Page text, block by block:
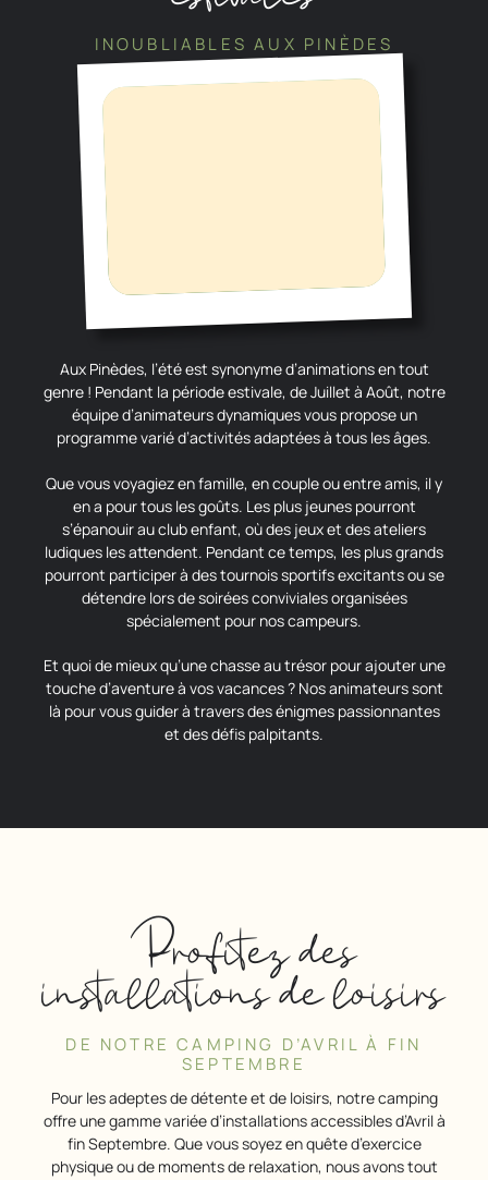
INOUBLIABLES AUX PINÈDES
Aux Pinèdes, l’été est synonyme d’animations en tout
genre ! Pendant la période estivale, de Juillet à Août, notre
équipe d’animateurs dynamiques vous propose un
programme varié d’activités adaptées à tous les âges.
Que vous voyagiez en famille, en couple ou entre amis, il y
en a pour tous les goûts. Les plus jeunes pourront
s’épanouir au club enfant, où des jeux et des ateliers
ludiques les attendent. Pendant ce temps, les plus grands
pourront participer à des tournois sportifs excitants ou se
détendre lors de soirées conviviales organisées
spécialement pour nos campeurs.
Et quoi de mieux qu’une chasse au trésor pour ajouter une
touche d’aventure à vos vacances ? Nos animateurs sont
là pour vous guider à travers des énigmes passionnantes
et des défis palpitants.
Profitez des
installations de loisirs
DE NOTRE CAMPING D’AVRIL À FIN
SEPTEMBRE
Pour les adeptes de détente et de loisirs, notre camping
offre une gamme variée d’installations accessibles d’Avril à
fin Septembre. Que vous soyez en quête d’exercice
physique ou de moments de relaxation, nous avons tout